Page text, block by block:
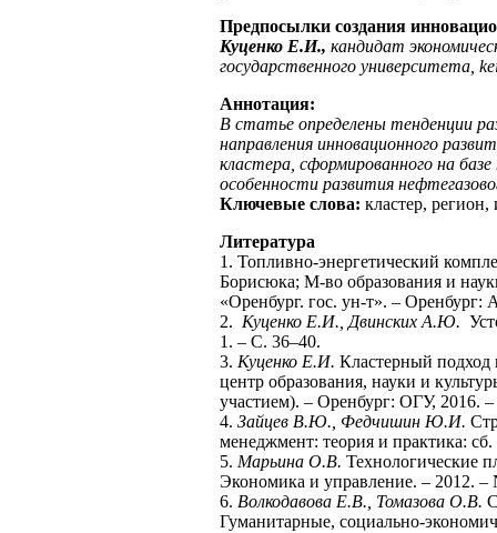
Предпосылки создания
Куценко Е.И., кандидат
государственного университета,
Аннотация:
В статье определены тенденции
направления инновационного
кластера, сформированного на
особенности развития
Ключевые слова: кластер,
Литература
1. Топливно-энергетический
Борисюка; М-во образования и
«Оренбург. гос. ун-т». – Оренбург:
2. Куценко Е.И., Двинских А.Ю.
1. – С. 36–40.
3. Куценко Е.И. Кластерный подход
центр образования, науки и
участием). – Оренбург: ОГУ, 2016.
4. Зайцев В.Ю., Федчишин Ю.И.
менеджмент: теория и практика:
5. Марьина О.В. Технологические
Экономика и управление. – 2012.
6. Волкодавова Е.В., Томазова О.В.
Гуманитарные, социально-